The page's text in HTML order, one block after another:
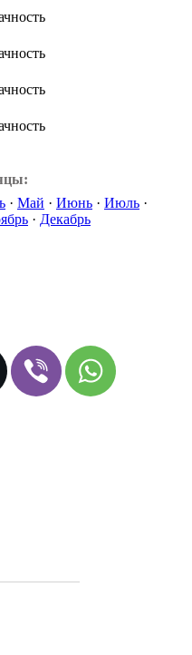
· Май · Июнь · Июль ·
· Декабрь